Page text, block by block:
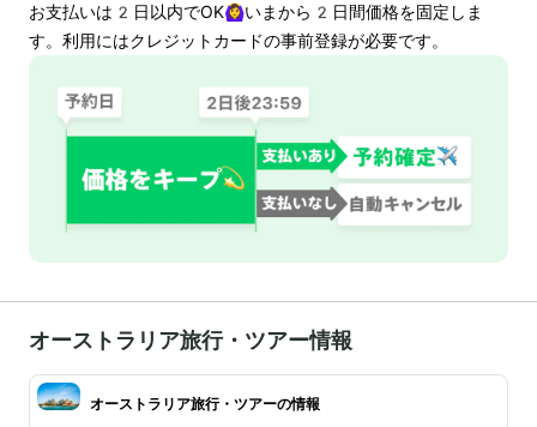
お支払いは 2 日以内でOK🙆‍♀️いまから 2 日間価格を固定しま
す。利用にはクレジットカードの事前登録が必要です。
オーストラリア旅行・ツアー情報
オーストラリア旅行・ツアーの情報